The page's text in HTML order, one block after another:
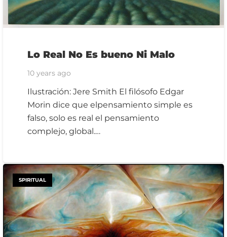
Lo Real No Es bueno Ni Malo
10 years ago
Ilustración: Jere Smith El filósofo Edgar
Morin dice que elpensamiento simple es
falso, solo es real el pensamiento
complejo, global.…
SPIRITUAL